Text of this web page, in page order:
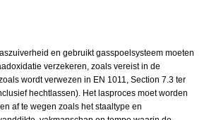
en gebruikt gasspoelsysteem moeten
verzekeren, zoals vereist in de
wordt verwezen in EN 1011, Section 7.3 ter
hechtlassen). Het lasproces moet worden
af te wegen zoals het staaltype en